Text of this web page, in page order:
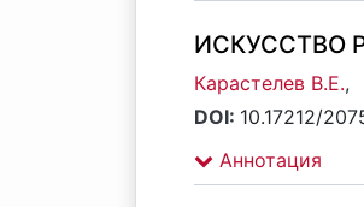
ИСКУССТВО
Карастелев В.Е.,
DOI: 10.17212/
Аннотация